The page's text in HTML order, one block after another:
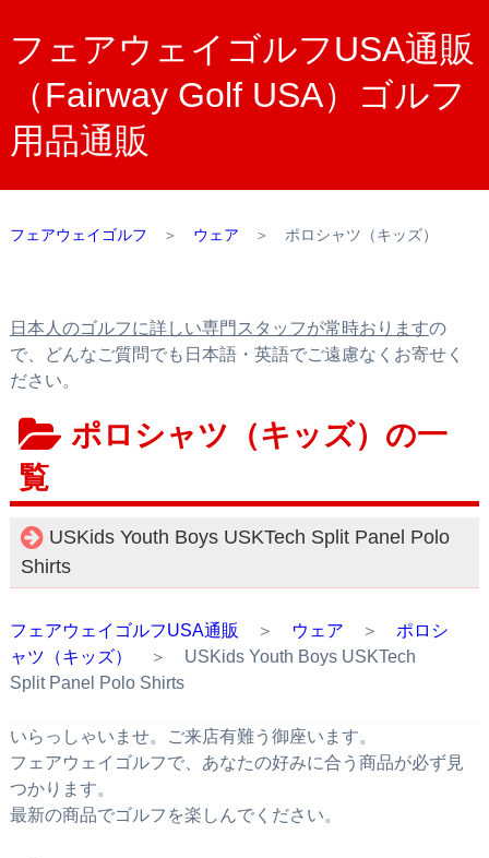
フェアウェイゴルフUSA通販
（Fairway Golf USA）ゴルフ
用品通販
フェアウェイゴルフ ＞ ウェア ＞ ポロシャツ（キッズ）
日本人のゴルフに詳しい専門スタッフが常時おりますの
で、どんなご質問でも日本語・英語でご遠慮なくお寄せく
ださい。
ポロシャツ（キッズ）の一
覧
USKids Youth Boys USKTech Split Panel Polo
Shirts
フェアウェイゴルフUSA通販 ＞ ウェア ＞ ポロシ
ャツ（キッズ）
＞ USKids Youth Boys USKTech
Split Panel Polo Shirts
いらっしゃいませ。ご来店有難う御座います。
フェアウェイゴルフで、あなたの好みに合う商品が必ず見
つかります。
最新の商品でゴルフを楽しんでください。